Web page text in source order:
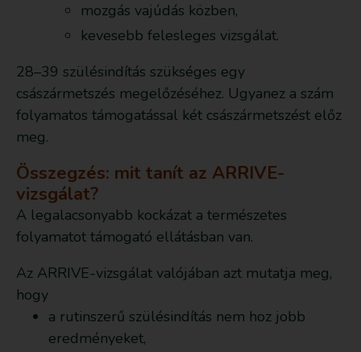
mozgás vajúdás közben,
kevesebb felesleges vizsgálat.
28–39 szülésindítás szükséges egy
császármetszés megelőzéséhez. Ugyanez a szám
folyamatos támogatással két császármetszést előz
meg.
Összegzés: mit tanít az ARRIVE-
vizsgálat?
A legalacsonyabb kockázat a természetes
folyamatot támogató ellátásban van.
Az ARRIVE-vizsgálat valójában azt mutatja meg,
hogy
a rutinszerű szülésindítás nem hoz jobb
eredményeket,